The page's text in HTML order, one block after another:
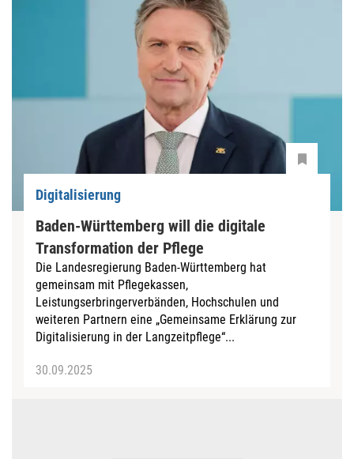
Digitalisierung
Baden-Württemberg will die digitale
Transformation der Pflege
Die Landesregierung Baden-Württemberg hat
gemeinsam mit Pflegekassen,
Leistungserbringerverbänden, Hochschulen und
weiteren Partnern eine „Gemeinsame Erklärung zur
Digitalisierung in der Langzeitpflege“...
30.09.2025